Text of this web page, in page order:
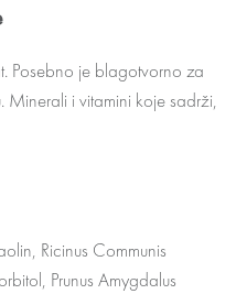
Posebno je blagotvorno za
Minerali i vitamini koje sadrži,
Ricinus Communis
Prunus Amygdalus